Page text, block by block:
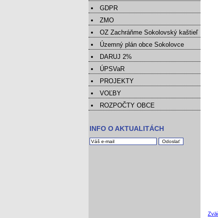
GDPR
ZMO
OZ Zachráňme Sokolovský kaštieľ
Územný plán obce Sokolovce
DARUJ 2%
ÚPSVaR
PROJEKTY
VOĽBY
ROZPOČTY OBCE
INFO O AKTUALITÁCH